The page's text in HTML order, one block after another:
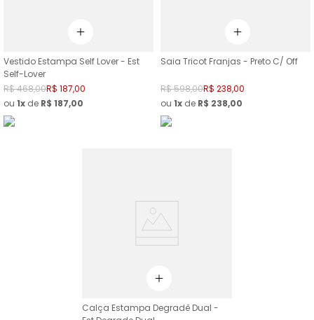
Vestido Estampa Self Lover - Est
Self-Lover
R$468,00R$ 187,00
ou 1 de R$ 187,00
Saia Tricot Franjas - Preto C/ Off
R$598,00R$ 238,00
ou 1 de R$ 238,00
Calça Estampa Degradê Dual -